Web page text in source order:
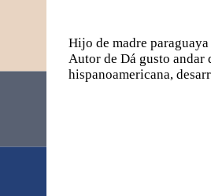
Hijo de madre
Autor de Dá gusto andar
hispanoamericana,